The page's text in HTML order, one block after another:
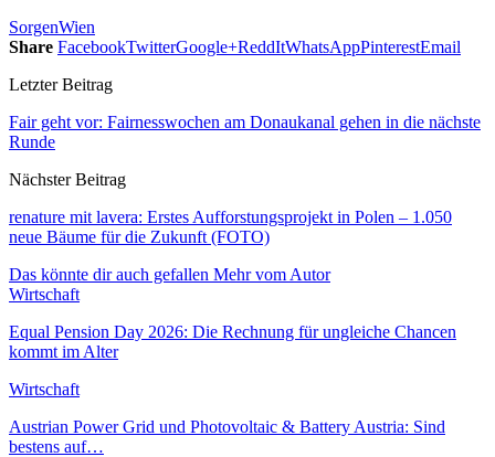
SorgenWien
Share FacebookTwitterGoogle+ReddItWhatsAppPinterestEmail
Letzter Beitrag
Fair geht vor: Fairnesswochen am Donaukanal gehen in die nächste
Runde
Nächster Beitrag
renature mit lavera: Erstes Aufforstungsprojekt in Polen – 1.050
neue Bäume für die Zukunft (FOTO)
Das könnte dir auch gefallen Mehr vom Autor
Wirtschaft
Equal Pension Day 2026: Die Rechnung für ungleiche Chancen
kommt im Alter
Wirtschaft
Austrian Power Grid und Photovoltaic & Battery Austria: Sind
bestens auf…